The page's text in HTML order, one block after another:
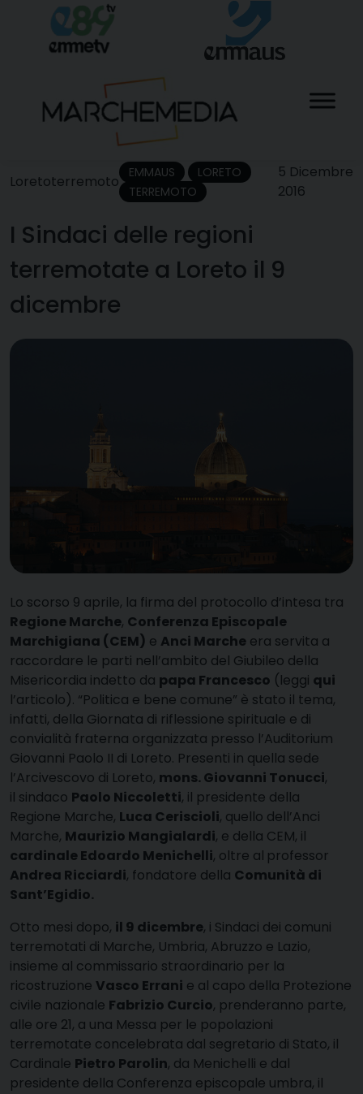
content
Loretoterremoto EMMAUS
LORETO
TERREMOTO
5 Dicembre
2016
I Sindaci delle regioni
terremotate a Loreto il 9
dicembre
Lo scorso 9 aprile, la firma del protocollo d’intesa tra
Regione Marche, Conferenza Episcopale
Marchigiana (CEM) e Anci Marche era servita a
raccordare le parti nell’ambito del Giubileo della
Misericordia indetto da papa Francesco (leggi qui
l’articolo). “Politica e bene comune” è stato il tema,
infatti, della Giornata di riflessione spirituale e di
convialità fraterna organizzata presso l’Auditorium
Giovanni Paolo II di Loreto. Presenti in quella sede
l’Arcivescovo di Loreto, mons. Giovanni Tonucci,
il sindaco Paolo Niccoletti, il presidente della
Regione Marche, Luca Ceriscioli, quello dell’Anci
Marche, Maurizio Mangialardi, e della CEM, il
cardinale Edoardo Menichelli, oltre al professor
Andrea Ricciardi, fondatore della Comunità di
Sant’Egidio.
Otto mesi dopo, il 9 dicembre, i Sindaci dei comuni
terremotati di Marche, Umbria, Abruzzo e Lazio,
insieme al commissario straordinario per la
ricostruzione Vasco Errani e al capo della Protezione
civile nazionale Fabrizio Curcio, prenderanno parte,
alle ore 21, a una Messa per le popolazioni
terremotate concelebrata dal segretario di Stato, il
Cardinale Pietro Parolin, da Menichelli e dal
presidente della Conferenza episcopale umbra, il